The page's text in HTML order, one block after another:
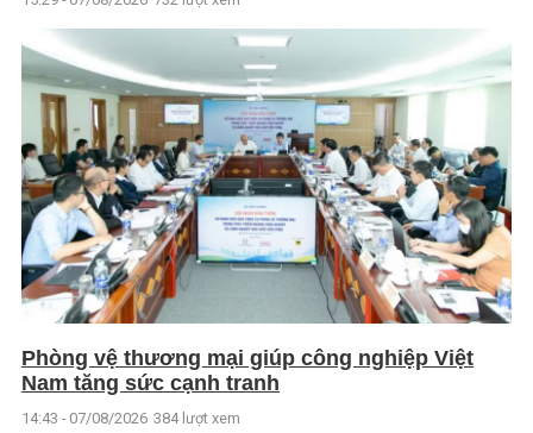
Phòng vệ thương mại giúp công nghiệp Việt
Nam tăng sức cạnh tranh
14:43 - 07/08/2026 384 lượt xem